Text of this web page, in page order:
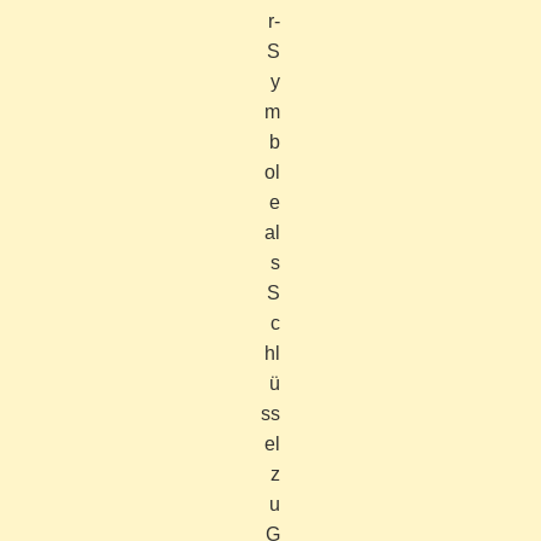
r-
S
y
m
b
ol
e
al
s
S
c
hl
ü
ss
el
z
u
G